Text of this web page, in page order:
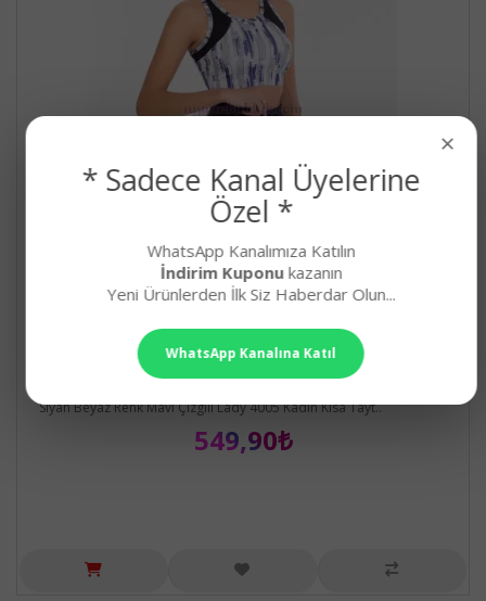
Siyah Beyaz Renk Mavi Çizgili Lady 4005 Kadın
Kısa Taytlı Büstiyerli Spor Takım
Siyah Beyaz Renk Mavi Çizgili Lady 4005 Kadın Kısa Tayt..
549,90₺
×
* Sadece Kanal Üyelerine
Özel *
WhatsApp Kanalımıza Katılın
İndirim Kuponukazanın
Yeni Ürünlerden İlk Siz Haberdar Olun...
WhatsApp Kanalına Katıl